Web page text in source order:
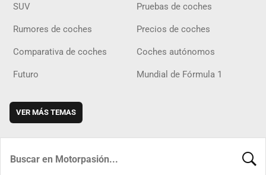
SUV Pruebas de coches
Rumores de coches Precios de coches
Comparativa de coches Coches autónomos
Futuro Mundial de Fórmula 1
VER MÁS TEMAS